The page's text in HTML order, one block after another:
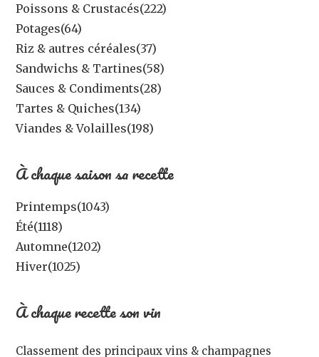
Poissons & Crustacés(222)
Potages(64)
Riz & autres céréales(37)
Sandwichs & Tartines(58)
Sauces & Condiments(28)
Tartes & Quiches(134)
Viandes & Volailles(198)
À chaque saison sa recette
Printemps(1043)
Été(1118)
Automne(1202)
Hiver(1025)
À chaque recette son vin
Classement des principaux vins & champagnes